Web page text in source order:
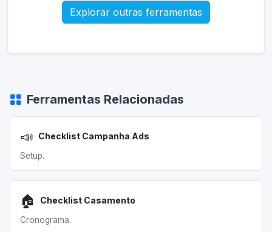
Explorar outras ferramentas
Ferramentas Relacionadas
📣 Checklist Campanha Ads
Setup.
🏠 Checklist Casamento
Cronograma.